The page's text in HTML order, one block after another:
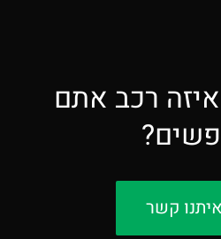
רכב אתם
קשר